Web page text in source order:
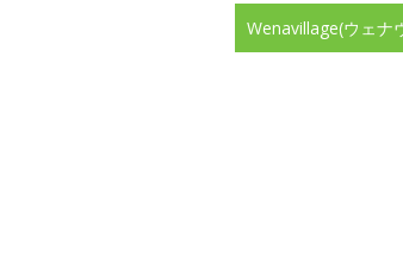
Wenavillage(ウェナ